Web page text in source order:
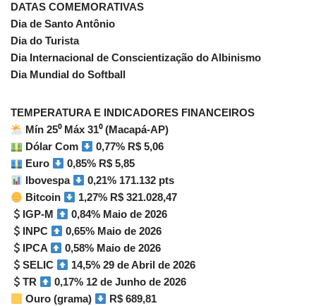
DATAS COMEMORATIVAS
Dia de Santo Antônio
Dia do Turista
Dia Internacional de Conscientização do Albinismo
Dia Mundial do Softball
TEMPERATURA E INDICADORES FINANCEIROS
Mín 25⁰ Máx 31⁰ (Macapá-AP)
Dólar Com
0,77% R$ 5,06
Euro
0,85% R$ 5,85
Ibovespa
0,21% 171.132 pts
Bitcoin
1,27% R$ 321.028,47
IGP-M
0,84% Maio de 2026
INPC
0,65% Maio de 2026
IPCA
0,58% Maio de 2026
SELIC
14,5% 29 de Abril de 2026
TR
0,17% 12 de Junho de 2026
Ouro (grama)
R$ 689,81